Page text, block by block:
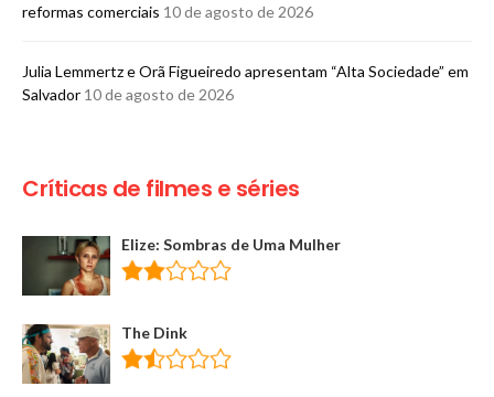
reformas comerciais 10 de agosto de 2026
Julia Lemmertz e Orã Figueiredo apresentam “Alta Sociedade” em
Salvador 10 de agosto de 2026
Críticas de filmes e séries
Elize: Sombras de Uma Mulher
The Dink